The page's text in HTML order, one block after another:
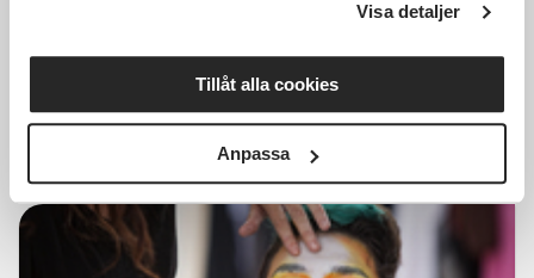
Visa detaljer
Tillåt alla cookies
Anpassa
1 Tillfällen